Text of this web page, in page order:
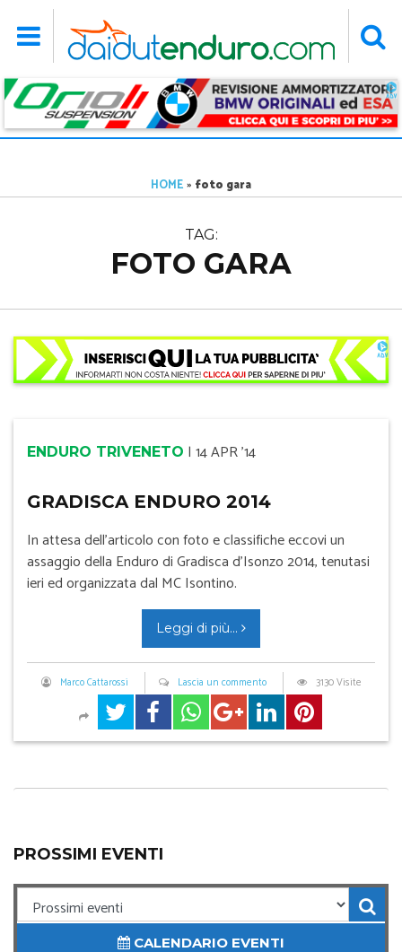
HOME» foto gara
TAG:
FOTO GARA
ENDURO TRIVENETO | 14 APR '14
GRADISCA ENDURO 2014
In attesa dell’articolo con foto e classifiche eccovi un
assaggio della Enduro di Gradisca d’Isonzo 2014, tenutasi
ieri ed organizzata dal MC Isontino.
Leggi di più...
Marco Cattarossi Lascia un commento 3130 Visite
PROSSIMI EVENTI
CALENDARIO EVENTI